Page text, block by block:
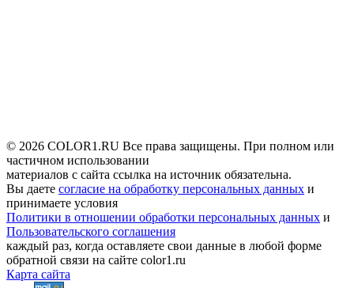
© 2026 COLOR1.RU Все права защищены. При полном или
частичном использовании
материалов с сайта ссылка на источник обязательна.
Вы даете согласие на обработку персональных данных и
принимаете условия
Политики в отношении обработки персональных данных и
Пользовательского соглашения
каждый раз, когда оставляете свои данные в любой форме
обратной связи на сайте color1.ru
Карта сайта